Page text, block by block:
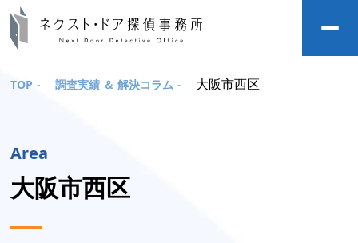
TOP - 調査実績 ＆ 解決コラム - 大阪市西区
Area
大阪市西区